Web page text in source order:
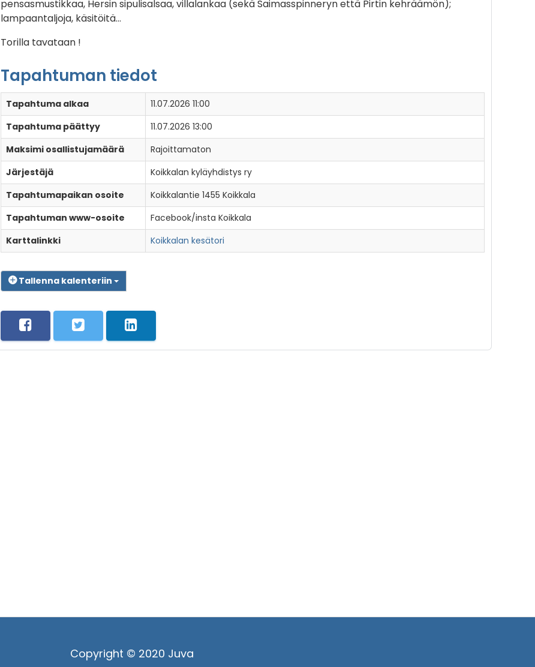
pensasmustikkaa, Hersin sipulisalsaa, villalankaa (sekä Saimasspinneryn että Pirtin kehräämön);
lampaantaljoja, käsitöitä...
Torilla tavataan !
Tapahtuman tiedot
Tapahtuma alkaa
11.07.2026 11:00
Tapahtuma päättyy
11.07.2026 13:00
Maksimi osallistujamäärä
Rajoittamaton
Järjestäjä
Koikkalan kyläyhdistys ry
Tapahtumapaikan osoite
Koikkalantie 1455 Koikkala
Tapahtuman www-osoite
Facebook/insta Koikkala
Karttalinkki
Koikkalan kesätori
Tallenna kalenteriin
Copyright © 2020 Juva